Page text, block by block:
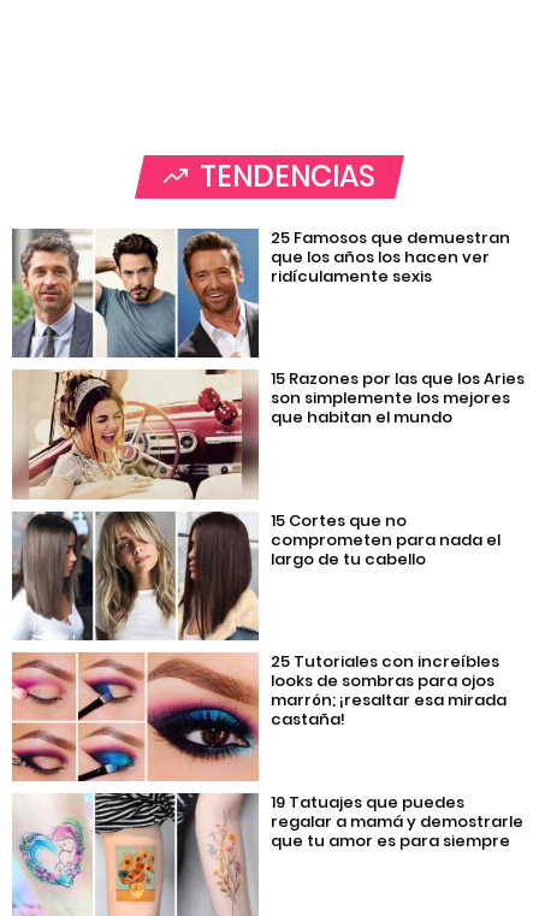
TENDENCIAS
25 Famosos que demuestran
que los años los hacen ver
ridículamente sexis
15 Razones por las que los Aries
son simplemente los mejores
que habitan el mundo
15 Cortes que no
comprometen para nada el
largo de tu cabello
25 Tutoriales con increíbles
looks de sombras para ojos
marrón; ¡resaltar esa mirada
castaña!
19 Tatuajes que puedes
regalar a mamá y demostrarle
que tu amor es para siempre